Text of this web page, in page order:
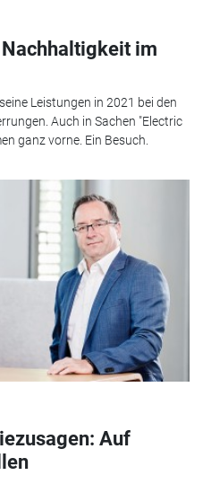
im
Leistungen in 2021 bei den
Auch in Sachen "Electric
ganz vorne. Ein Besuch.
Auf